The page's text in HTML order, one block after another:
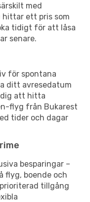
med
hittar ett pris som
tidigt för att låsa
senare.
för spontana
ditt avresedatum
dig att hitta
flyg från Bukarest
tider och dagar
besparingar –
flyg, boende och
tillgång